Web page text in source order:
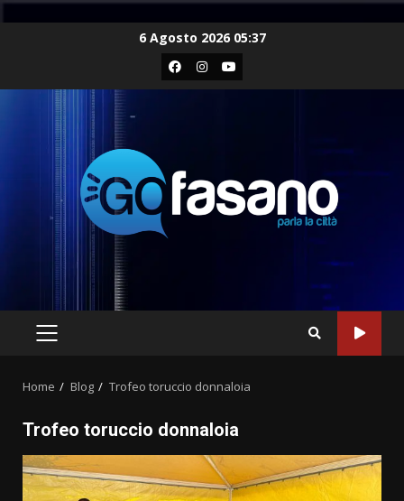
6 Agosto 2026 05:37
Facebook
Instagram
Youtube
PRIMARY
Home Blog Trofeo toruccio donnaloia
Trofeo toruccio donnaloia